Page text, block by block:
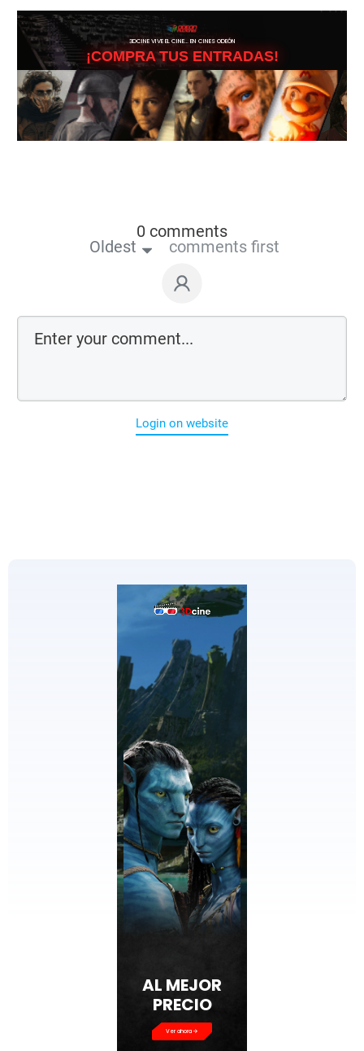
3DCINE VIVE EL CINE… EN CINES ODEÓN
¡COMPRA TUS ENTRADAS!
0 comments
Oldest comments first
Login on website
AL MEJOR
PRECIO
Ver ahora